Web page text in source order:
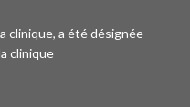
clinique, a été désignée
clinique